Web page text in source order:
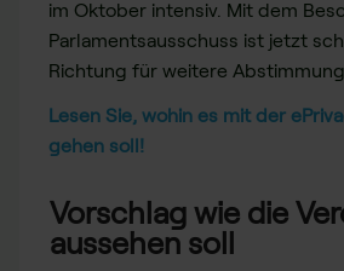
im Oktober intensiv. Mit dem
Parlamentsausschuss ist jetzt
Richtung für weitere
Lesen Sie, wohin es mit der
gehen soll!
Vorschlag wie die
aussehen soll